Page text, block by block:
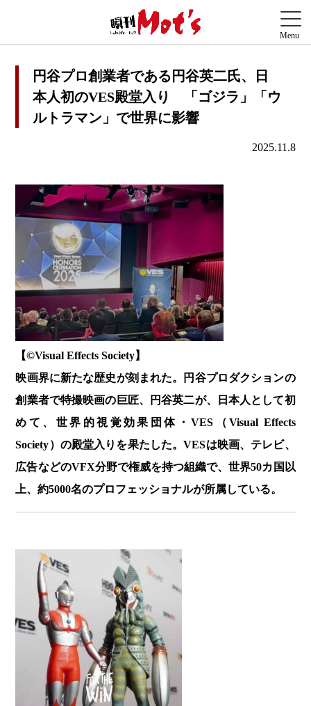
円谷プロ創業者である円谷英二氏、日
本人初のVES殿堂入り 「ゴジラ」「ウ
ルトラマン」で世界に影響
2025.11.8
【©️Visual Effects Society】
映画界に新たな歴史が刻まれた。円谷プロダクションの
創業者で特撮映画の巨匠、円谷英二が、日本人として初
めて、世界的視覚効果団体・VES（Visual Effects
Society）の殿堂入りを果たした。VESは映画、テレビ、
広告などのVFX分野で権威を持つ組織で、世界50カ国以
上、約5000名のプロフェッショナルが所属している。